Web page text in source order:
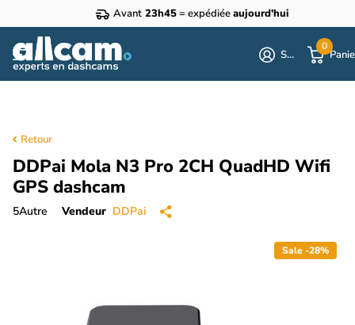
Avant 23h45= expédiéeaujourd'hui
S'identifier
0
Retour
DDPai Mola N3 Pro 2CH QuadHD Wifi
GPS dashcam
5Autre Vendeur DDPai
Sale -28%